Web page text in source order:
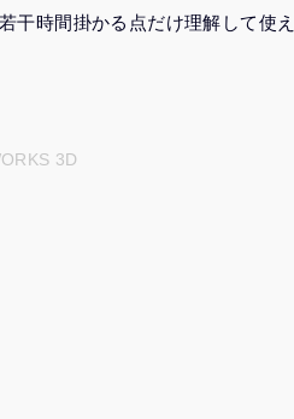
干時間掛かる点だけ理解して使
3D